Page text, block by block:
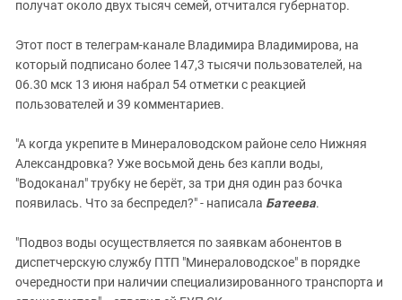
получат около двух тысяч семей, отчитался губернатор.
Этот пост в телеграм-канале Владимира Владимирова, на
который подписано более 147,3 тысячи пользователей, на
06.30 мск 13 июня набрал 54 отметки с реакцией
пользователей и 39 комментариев.
"А когда укрепите в Минераловодском районе село Нижняя
Александровка? Уже восьмой день без капли воды,
"Водоканал" трубку не берёт, за три дня один раз бочка
появилась. Что за беспредел?" - написала Батеева.
"Подвоз воды осуществляется по заявкам абонентов в
диспетчерскую службу ПТП "Минераловодское" в порядке
очередности при наличии специализированного транспорта и